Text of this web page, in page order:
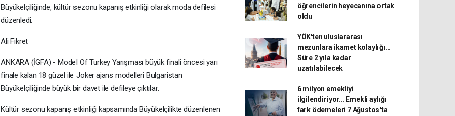
Büyükelçiliğinde, kültür sezonu kapanış etkinliği olarak moda defilesi
düzenledi.
Ali Fikret
ANKARA (İGFA) - Model Of Turkey Yarışması büyük finali öncesi yarı
finale kalan 18 güzel ile Joker ajans modelleri Bulgaristan
Büyükelçiliğinde büyük bir davet ile defileye çıktılar.
Kültür sezonu kapanış etkinliği kapsamında Büyükelçilikte düzenlenen
öğrencilerin heyecanına ortak
oldu
YÖK'ten uluslararası
mezunlara ikamet kolaylığı...
Süre 2 yıla kadar
uzatılabilecek
6 milyon emekliyi
ilgilendiriyor... Emekli aylığı
fark ödemeleri 7 Ağustos'ta